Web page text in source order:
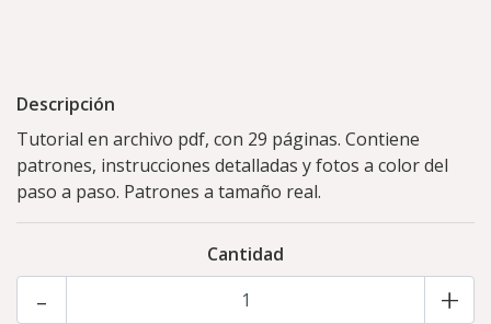
Descripción
Tutorial en archivo pdf, con 29 páginas. Contiene
patrones, instrucciones detalladas y fotos a color del
paso a paso. Patrones a tamaño real.
Cantidad
+
-